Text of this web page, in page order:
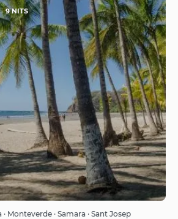
9 NITS
Veure
Monteverde · Samara · Sant Josep